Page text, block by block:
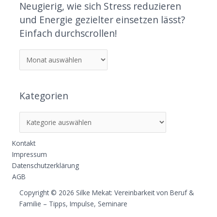
Neugierig, wie sich Stress reduzieren
und Energie gezielter einsetzen lässt?
Einfach durchscrollen!
Kategorien
Kontakt
Impressum
Datenschutzerklärung
AGB
Copyright © 2026 Silke Mekat: Vereinbarkeit von Beruf &
Familie – Tipps, Impulse, Seminare